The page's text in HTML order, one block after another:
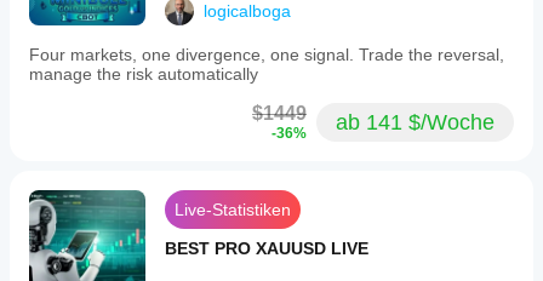
logicalboga
Four markets, one divergence, one signal. Trade the reversal,
manage the risk automatically
$1449
-36% ab 141 $/Woche
Live-Statistiken
BEST PRO XAUUSD LIVE